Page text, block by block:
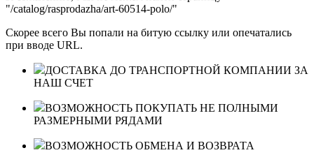
"/catalog/rasprodazha/art-60514-polo/"
Скорее всего Вы попали на битую ссылку или опечатались
при вводе URL.
ДОСТАВКА ДО ТРАНСПОРТНОЙ КОМПАНИИ ЗА
НАШ СЧЕТ
ВОЗМОЖНОСТЬ ПОКУПАТЬ НЕ ПОЛНЫМИ
РАЗМЕРНЫМИ РЯДАМИ
ВОЗМОЖНОСТЬ ОБМЕНА И ВОЗВРАТА